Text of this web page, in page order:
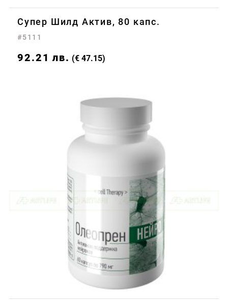
Супер Шилд Актив, 80 капс.
#5111
92.21 лв. (€ 47.15)